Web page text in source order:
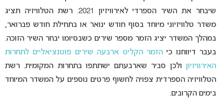
שיבחר את השיר הספרדי לאירוויזיון 2021. רשת הטלוויזיה תציג
משדר טלוויזיוני מיוחד בסוף חודש ינואר או בתחילת חודש פברואר,
במהלך המשדר יציג הזמר מספר שירים כשבסיומו יבחר השיר הזוכה.
בעבר דיווחנו כיהזמר הקליט ארבעה שירים פוטנציאליים לתחרות
האירוויזיון ולכן סביר שארבעתם ישתתפו בתחרות המקומית. רשת
הטלוויזיה הספרדית צפויה לחשוף פרטים נוספים על המשדר המיוחד
בימים הקרובים.